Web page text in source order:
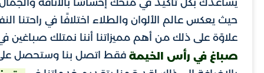
حيث يعكس عالم الألوان والطلاء اختلافًا في راحتنا
علاوًة على ذلك من أهم مميزاتنا أننا نمتلك صباغين
صباغ في رأس الخيمة فقط اتصل بنا وستحصل